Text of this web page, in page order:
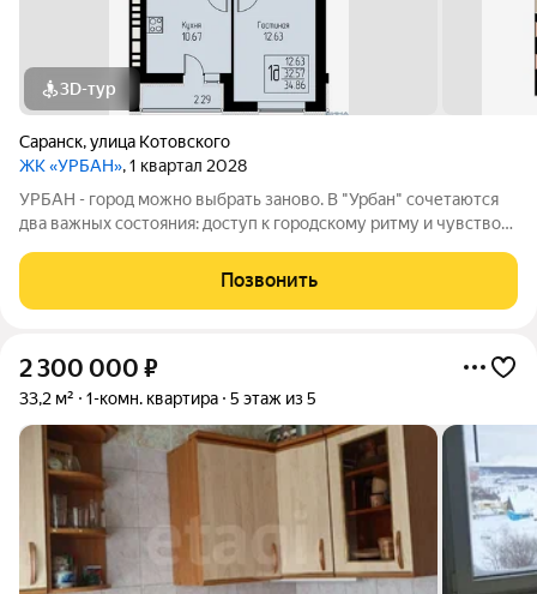
3D-тур
Саранск,улица Котовского
ЖК «УРБАН», 1 квартал 2028
УРБАН - город можно выбрать заново. В "Урбан" сочетаются
два важных состояния: доступ к городскому ритму и чувство
удобная городская база: понятные маршруты, близость
инфраструктуры,
Позвонить
2 300 000 ₽
33,2 м² 1-комн. квартира 5 этаж из 5